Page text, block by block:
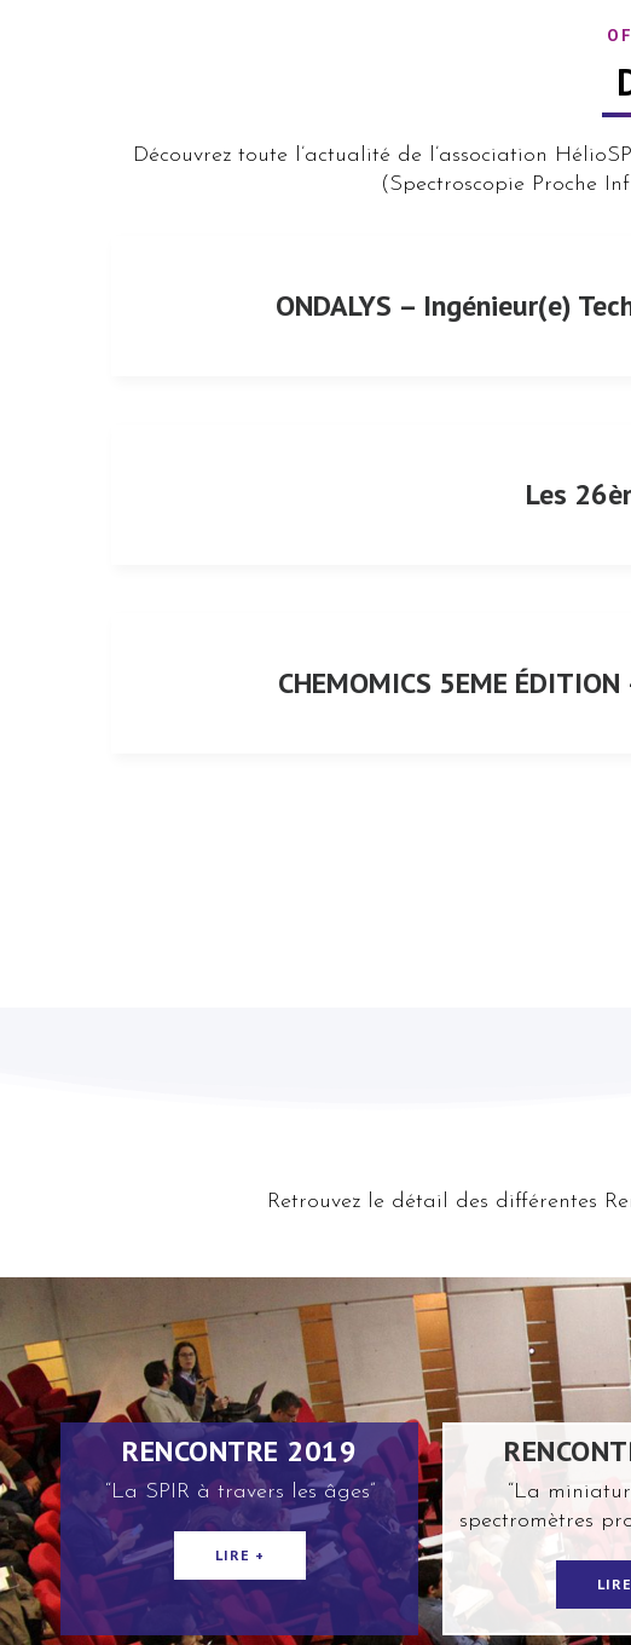
Découvrez toute l’actualité de l’association
(Spectroscopie Proche
ONDALYS – Ingénieur(e)
Les
CHEMOMICS 5EME
Retrouvez le détail des différentes
RENCONTRE 2019
“La SPIR à travers les âges”
LIRE +
“La
spectromètres